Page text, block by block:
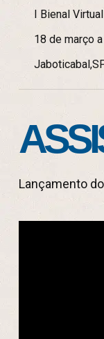
I Bienal
18 de março
Lançamento